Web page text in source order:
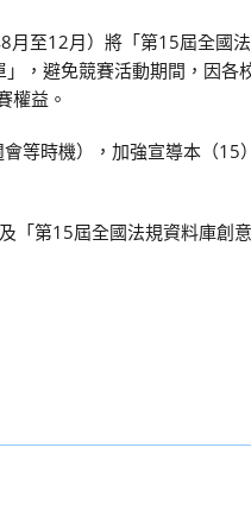
至12月）將「第15屆全國法
，避免競賽活動期間，因各
權益。
等時機），加強宣導本（
「第15屆全國法規資料庫創